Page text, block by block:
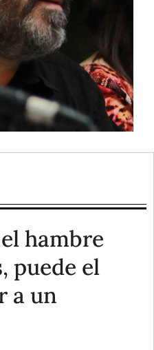
hambre
puede el
a un